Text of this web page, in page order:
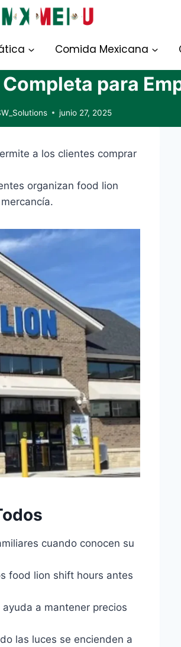
Comida Mexicana
para
junio 27, 2025
a los clientes comprar
organizan food lion
cuando conocen su
food lion shift hours antes
a mantener precios
las luces se encienden a